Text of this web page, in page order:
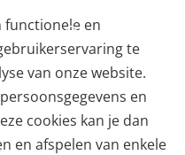
functionele en
te
van onze website.
en
cookies kan je dan
en afspelen van enkele